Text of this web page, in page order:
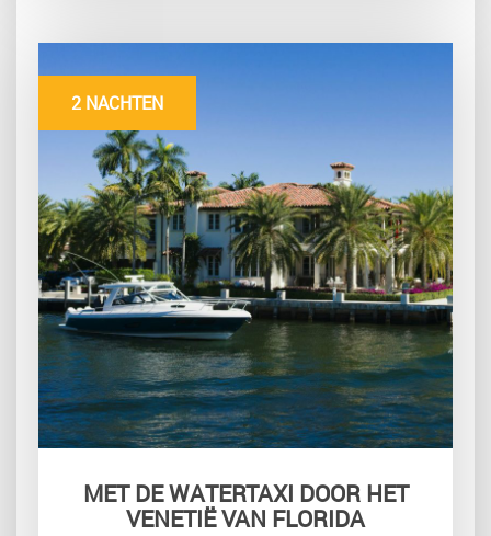
2 NACHTEN
MET DE WATERTAXI DOOR HET
VENETIË VAN FLORIDA